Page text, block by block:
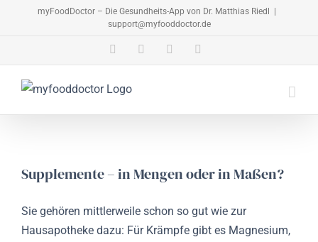
myFoodDoctor – Die Gesundheits-App von Dr. Matthias Riedl
support@myfooddoctor.de
FacebookInstagram
Supplemente – in Mengen oder in Maßen?
Sie gehören mittlerweile schon so gut wie zur
Hausapotheke dazu: Für Krämpfe gibt es Magnesium,